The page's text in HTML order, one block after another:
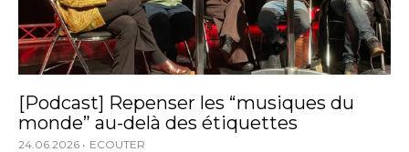
[Podcast] Repenser les “musiques du
monde” au-delà des étiquettes
24.06.2026 ECOUTER